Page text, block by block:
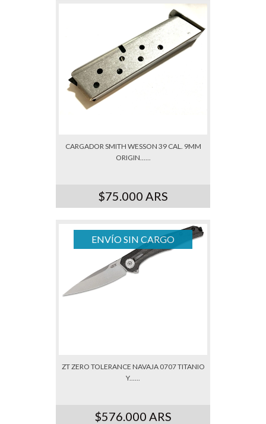
CARGADOR SMITH WESSON 39 CAL. 9MM
ORIGIN......
$75.000 ARS
ENVÍO SIN CARGO
ZT ZERO TOLERANCE NAVAJA 0707 TITANIO
Y......
$576.000 ARS